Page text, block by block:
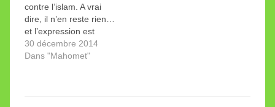
contre l’islam. A vrai
dire, il n’en reste rien…
et l’expression est
faible. Un adepte de
Mahomet qui n’est pas
30 décembre 2014
Dans "Mahomet"